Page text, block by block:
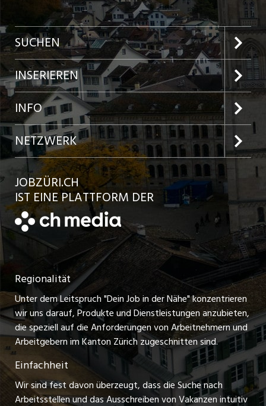
SUCHEN
Jobs im Kanton Zürich
Jobs in der Stadt Zürich
Jobs in der Stadt Winterthur
Jobs in der Stadt Bülach
Jobs in der Stadt Uster
Jobs in der Stadt Horgen
Festanstellungen
Temporäre Jobs
Freelance Jobs
Praktikum-Jobs
Lehrstellen
Ferienjobs
INSERIEREN
Preise und Leistungen
Inserat aufgeben
Kundenlogin
Schnittstelle
INFO
Team
Ratgeber
AGB
Datenschutzerklärung
Nutzungsbedingungen
Impressum
Stellenmeldepflicht
NETZWERK
jobbasel.ch
jobbern.ch
jobmittelland.ch
zentraljob.ch
myjob.ch
schaffu.ch (VS)
ajourjob.ch
limmattalerzeitung.ch
JOBZÜRI.CH
IST EINE PLATTFORM DER
Regionalität
Unter dem Leitspruch "Dein Job in der Nähe" konzentrieren
wir uns darauf, Produkte und Dienstleistungen anzubieten,
die speziell auf die Anforderungen von Arbeitnehmern und
Arbeitgebern im Kanton Zürich zugeschnitten sind.
Einfachheit
Wir sind fest davon überzeugt, dass die Suche nach
Arbeitsstellen und das Ausschreiben von Vakanzen intuitiv